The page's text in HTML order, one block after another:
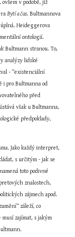
v podobě, jíž
Bytí a čas. Bultmannova
Heideggerova
ontologií.
Bultmann stranou. To,
analýzy lidské
- ”existenciální
i pro Bultmanna od
před
však u Bultmanna,
předpoklady,
Jako každý interpret,
s určitým - jak se
toto podivné
znalostech,
zájmech apod.
záleží, co
zajímat, s jakým